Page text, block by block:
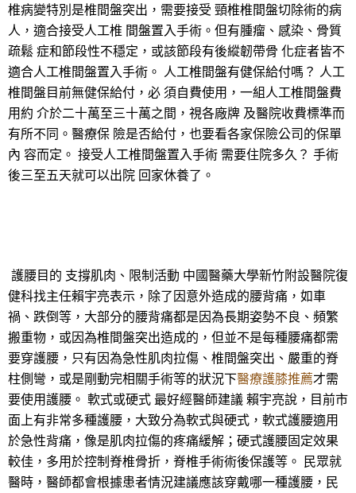
椎病變特別是椎間盤突出，需要接受 頸椎椎間盤切除術的病
人，適合接受人工椎 間盤置入手術。但有腫瘤、感染、骨質
疏鬆 症和節段性不穩定，或該節段有後縱韌帶骨 化症者皆不
適合人工椎間盤置入手術。 人工椎間盤有健保給付嗎？ 人工
椎間盤目前無健保給付，必 須自費使用，一組人工椎間盤費
用約 介於二十萬至三十萬之間，視各廠牌 及醫院收費標準而
有所不同。醫療保 險是否給付，也要看各家保險公司的保單
內 容而定。 接受人工椎間盤置入手術 需要住院多久？ 手術
後三至五天就可以出院 回家休養了。
護腰目的 支撐肌肉、限制活動 中國醫藥大學新竹附設醫院復
健科找主任賴宇亮表示，除了因意外造成的腰背痛，如車
禍、跌倒等，大部分的腰背痛都是因為長期姿勢不良、頻繁
搬重物，或因為椎間盤突出造成的，但並不是每種腰痛都需
要穿護腰，只有因為急性肌肉拉傷、椎間盤突出、嚴重的脊
柱側彎，或是剛動完相關手術等的狀況下醫療護膝推薦才需
要使用護腰。 軟式或硬式 最好經醫師建議 賴宇亮說，目前市
面上有非常多種護腰，大致分為軟式與硬式，軟式護腰適用
於急性背痛，像是肌肉拉傷的疼痛緩解；硬式護腰固定效果
較佳，多用於控制脊椎骨折，脊椎手術術後保護等。 民眾就
醫時，醫師都會根據患者情況建議應該穿戴哪一種護腰，民